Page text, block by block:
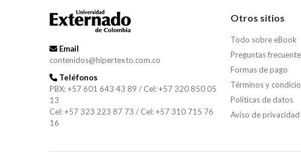
Email
contenidos@hipertexto.com.co
Teléfonos
PBX: +57 601 643 43 89 / Cel: +57 320 850 05
13
Cel: +57 323 223 87 73 / Cel: +57 310 715 76
16
Otros sitios
Todo sobre eBook
Preguntas
Formas de pago
Términos y
Políticas de datos
Aviso de privacidad